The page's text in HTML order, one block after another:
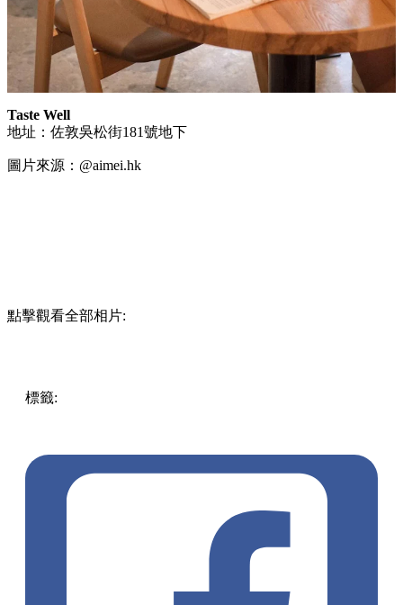
Taste Well
地址：佐敦吳松街181號地下
圖片來源：@aimei.hk
點擊觀看全部相片:
標籤: